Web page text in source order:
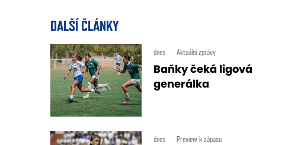
DALŠÍ ČLÁNKY
dnes Aktuální zprávy
Baňky čeká ligová
generálka
dnes Preview k zápasu